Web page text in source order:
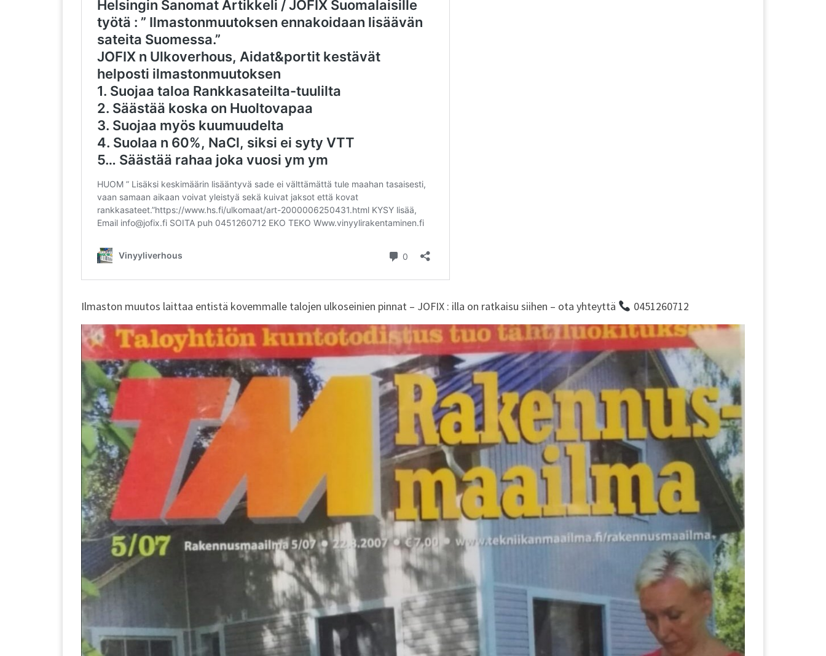
Ilmaston muutos laittaa entistä kovemmalle talojen ulkoseinien pinnat – JOFIX : illa on ratkaisu siihen – ota yhteyttä 0451260712